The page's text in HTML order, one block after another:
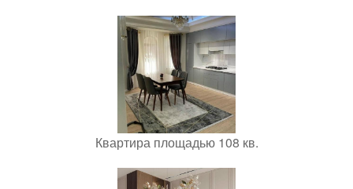
Квартира площадью 108 кв.